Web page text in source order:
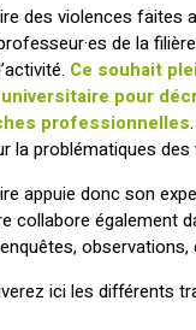
des violences faites
de la
Ce souhait
pour
professionnelles
la problématiques
appuie donc son
collabore également
observations,
ici les différents